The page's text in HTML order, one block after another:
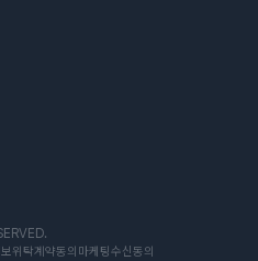
위탁계약동의 마케팅수신동의